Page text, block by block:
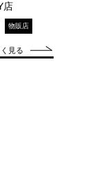
店
物販店
見る